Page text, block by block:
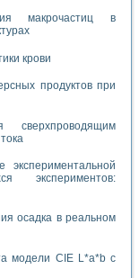
макрочастиц в
крови
продуктов при
сверхпроводящим
экспериментов:
осадка в реальном
модели CIE L*a*b с